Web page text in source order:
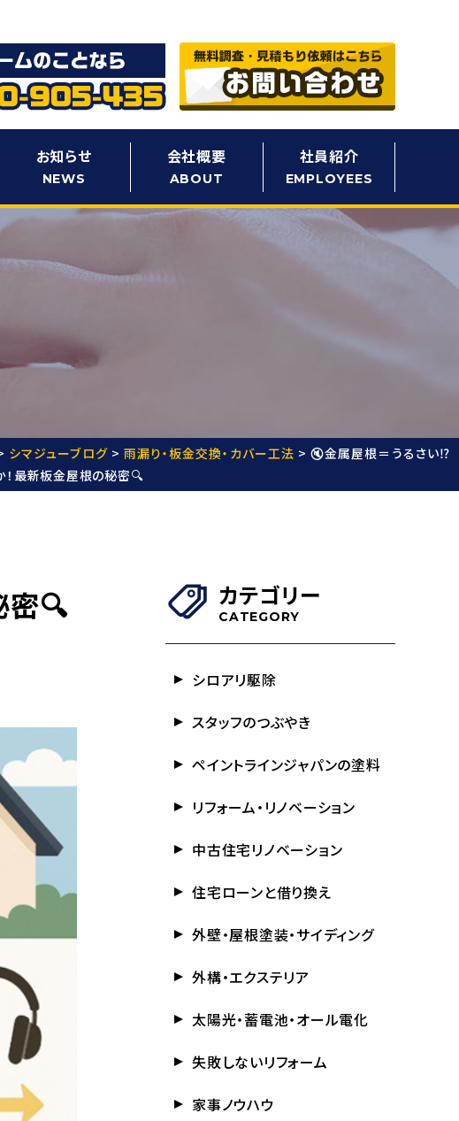
お知らせ
NEWS
会社概要
ABOUT
社員紹介
EMPLOYEES
シマジューブログ> 雨漏り・板金交換・カバー工法 > 🔇金属屋根＝うるさい⁉️
！最新板金屋根の秘密🔍
密🔍 カテゴリー
CATEGORY
シロアリ駆除
スタッフのつぶやき
ペイントラインジャパンの塗料
リフォーム・リノベーション
中古住宅リノベーション
住宅ローンと借り換え
外壁・屋根塗装・サイディング
外構・エクステリア
太陽光・蓄電池・オール電化
失敗しないリフォーム
家事ノウハウ